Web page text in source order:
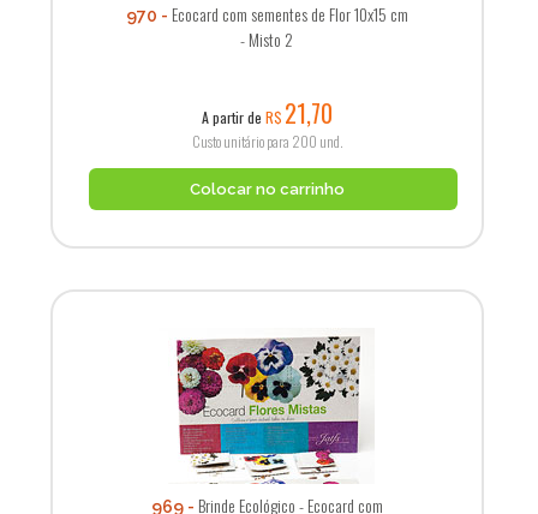
970
Ecocard com sementes de Flor 10x15 cm
- Misto 2
A partir de R$ 21,70
Custo unitário para 200 und.
Colocar no carrinho
969
Brinde Ecológico - Ecocard com